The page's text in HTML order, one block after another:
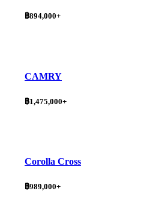
฿894,000+
CAMRY
฿1,475,000+
Corolla Cross
฿989,000+